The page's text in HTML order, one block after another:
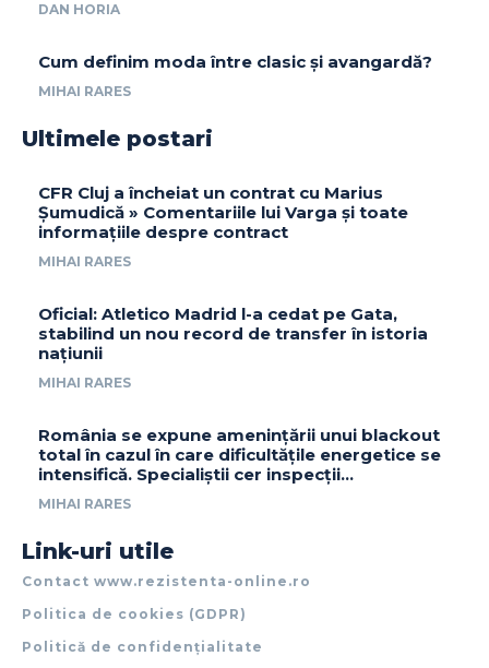
DAN HORIA
Cum definim moda între clasic și avangardă?
MIHAI RARES
Ultimele postari
CFR Cluj a încheiat un contrat cu Marius
Șumudică » Comentariile lui Varga și toate
informațiile despre contract
MIHAI RARES
Oficial: Atletico Madrid l-a cedat pe Gata,
stabilind un nou record de transfer în istoria
națiunii
MIHAI RARES
România se expune amenințării unui blackout
total în cazul în care dificultățile energetice se
intensifică. Specialiștii cer inspecții…
MIHAI RARES
Link-uri utile
Contact www.rezistenta-online.ro
Politica de cookies (GDPR)
Politică de confidențialitate